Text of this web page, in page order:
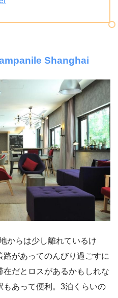
Shanghai
からは少し離れているけ
があってのんびり過ごすに
だとロスがあるかもしれな
もあって便利。3泊くらいの